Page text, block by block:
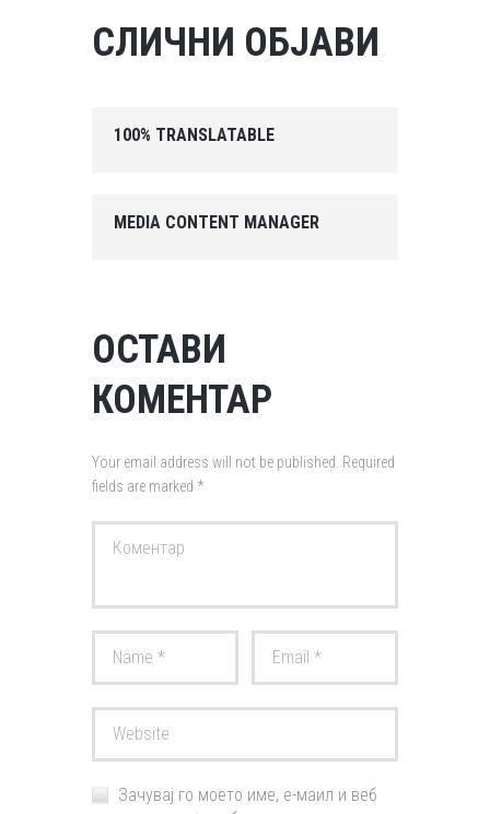
СЛИЧНИ ОБЈАВИ
100% TRANSLATABLE
MEDIA CONTENT MANAGER
ОСТАВИ
КОМЕНТАР
Your email address will not be published. Required
fields are marked *
Зачувај го моето име, е-маил и веб